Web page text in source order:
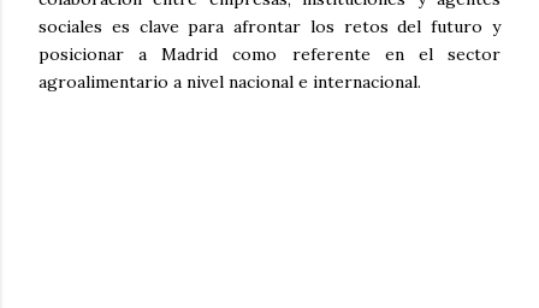
sociales es clave para afrontar los retos del futuro y
posicionar a Madrid como referente en el sector
agroalimentario a nivel nacional e internacional.